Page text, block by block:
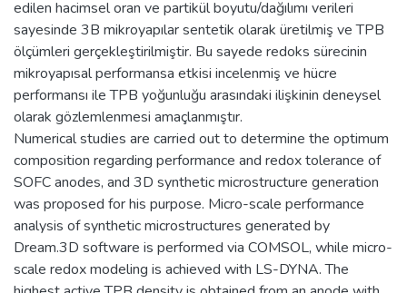
edilen hacimsel oran ve partikül boyutu/dağılımı verileri
sayesinde 3B mikroyapılar sentetik olarak üretilmiş ve TPB
ölçümleri gerçekleştirilmiştir. Bu sayede redoks sürecinin
mikroyapısal performansa etkisi incelenmiş ve hücre
performansı ile TPB yoğunluğu arasındaki ilişkinin deneysel
olarak gözlemlenmesi amaçlanmıştır.
Numerical studies are carried out to determine the optimum
composition regarding performance and redox tolerance of
SOFC anodes, and 3D synthetic microstructure generation
was proposed for his purpose. Micro-scale performance
analysis of synthetic microstructures generated by
Dream.3D software is performed via COMSOL, while micro-
scale redox modeling is achieved with LS-DYNA. The